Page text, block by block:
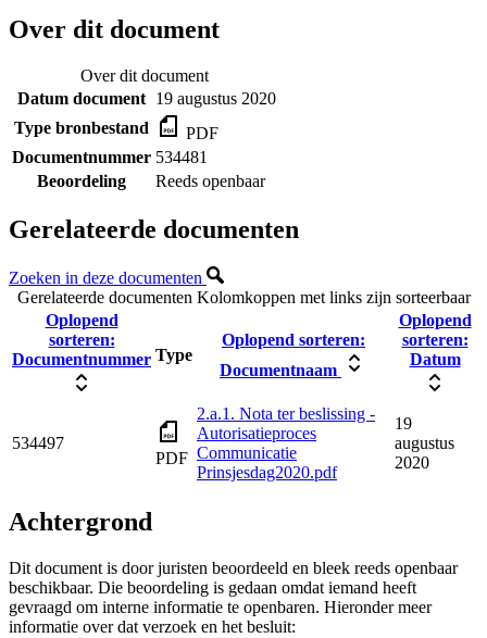
Over dit document
Over dit document
Datum document 19 augustus 2020
Type bronbestand
PDF
Documentnummer 534481
Beoordeling
Reeds openbaar
Gerelateerde documenten
Zoeken in deze documenten
Gerelateerde documenten Kolomkoppen met links zijn sorteerbaar
Oplopend
sorteren:
Documentnummer Type
Oplopend sorteren:
Documentnaam
Oplopend
sorteren:
Datum
534497
PDF
2.a.1. Nota ter beslissing -
Autorisatieproces
Communicatie
Prinsjesdag2020.pdf
19
augustus
2020
Achtergrond
Dit document is door juristen beoordeeld en bleek reeds openbaar
beschikbaar. Die beoordeling is gedaan omdat iemand heeft
gevraagd om interne informatie te openbaren. Hieronder meer
informatie over dat verzoek en het besluit: